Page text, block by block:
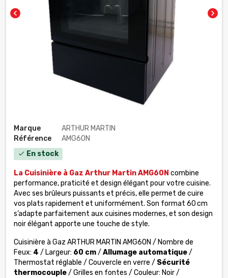
chevron_left chevron_right
Marque
ARTHUR MARTIN
Référence
AMG60N
check En stock
La Cuisinière à Gaz Arthur Martin AMG60N combine
performance, praticité et design élégant pour votre cuisine.
Avec ses brûleurs puissants et précis, elle permet de cuire
vos plats rapidement et uniformément. Son format 60 cm
s’adapte parfaitement aux cuisines modernes, et son design
noir élégant apporte une touche de style.
Cuisinière à Gaz ARTHUR MARTIN AMG60N / Nombre de
Feux: 4 / Largeur: 60 cm/ Allumage automatique/
Thermostat réglable / Couvercle en verre / Sécurité
thermocouple/ Grilles en fontes / Couleur: Noir /